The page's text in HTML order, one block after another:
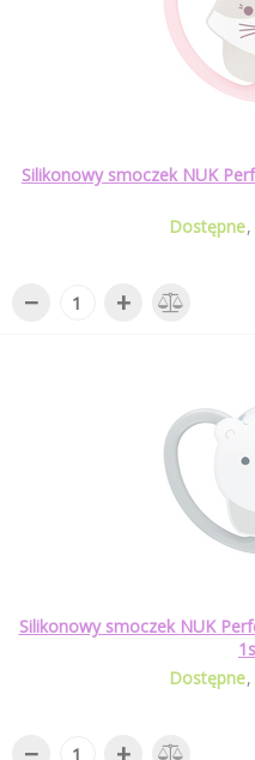
Silikonowy smoczek NUK
Dostępne
− +
Silikonowy smoczek NUK
Dostępne